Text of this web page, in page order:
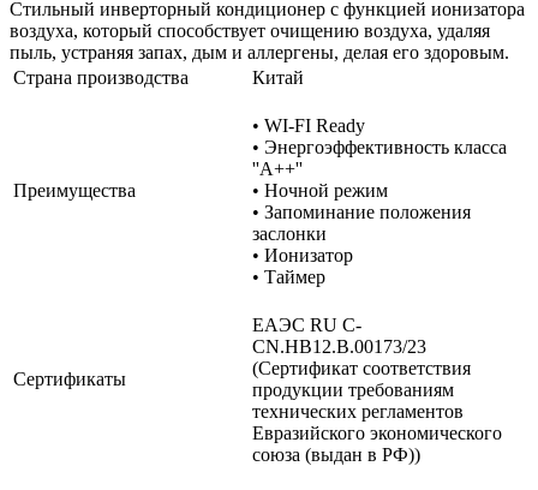
Стильный инверторный кондиционер с функцией ионизатора
воздуха, который способствует очищению воздуха, удаляя
пыль, устраняя запах, дым и аллергены, делая его здоровым.
Страна производства
Китай
Преимущества
• WI-FI Ready
• Энергоэффективность класса
''A++''
• Ночной режим
• Запоминание положения
заслонки
• Ионизатор
• Таймер
Сертификаты
ЕАЭС RU С-
CN.НВ12.В.00173/23
(Сертификат соответствия
продукции требованиям
технических регламентов
Евразийского экономического
союза (выдан в РФ))